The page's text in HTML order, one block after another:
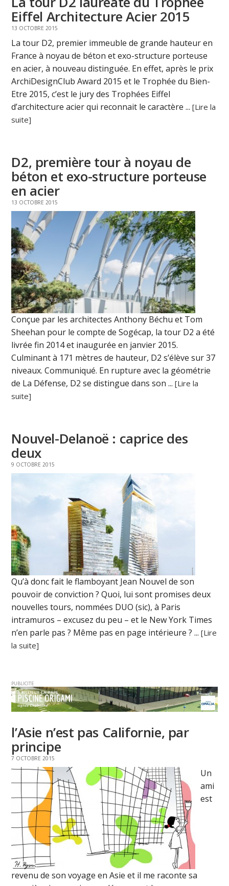
Eiffel Architecture Acier 2015
13 OCTOBRE 2015
La tour D2, premier immeuble de grande hauteur en
France à noyau de béton et exo-structure porteuse
en acier, à nouveau distinguée. En effet, après le prix
ArchiDesignClub Award 2015 et le Trophée du Bien-
Etre 2015, c’est le jury des Trophées Eiffel
d’architecture acier qui reconnait le caractère ...[Lire la
suite]
D2, première tour à noyau de
béton et exo-structure porteuse
en acier
13 OCTOBRE 2015
Conçue par les architectes Anthony Béchu et Tom
Sheehan pour le compte de Sogécap, la tour D2 a été
livrée fin 2014 et inaugurée en janvier 2015.
Culminant à 171 mètres de hauteur, D2 s’élève sur 37
niveaux. Communiqué. En rupture avec la géométrie
de La Défense, D2 se distingue dans son ...[Lire la
suite]
Nouvel-Delanoë : caprice des
deux
9 OCTOBRE 2015
Qu’à donc fait le flamboyant Jean Nouvel de son
pouvoir de conviction ? Quoi, lui sont promises deux
nouvelles tours, nommées DUO (sic), à Paris
intramuros – excusez du peu – et le New York Times
n’en parle pas ? Même pas en page intérieure ? ...[Lire
la suite]
PUBLICITE
l’Asie n’est pas Californie, par
principe
7 OCTOBRE 2015
Un
ami
est
revenu de son voyage en Asie et il me raconte sa